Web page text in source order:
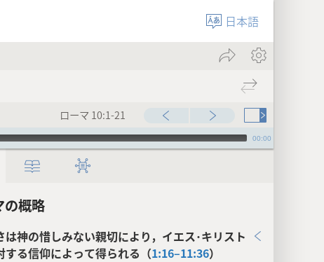
日本語
ローマ 10:1-21
00:00
の概略
は神の惜しみない親切により，イエス･キリスト
する信仰によって得られる（1:16–11:36）